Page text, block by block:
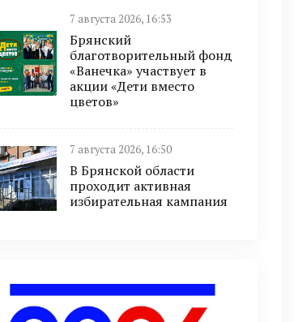
7 августа 2026, 16:53
Брянский
благотворительный фонд
«Ванечка» участвует в
акции «Дети вместо
цветов»
7 августа 2026, 16:50
В Брянской области
проходит активная
избирательная кампания